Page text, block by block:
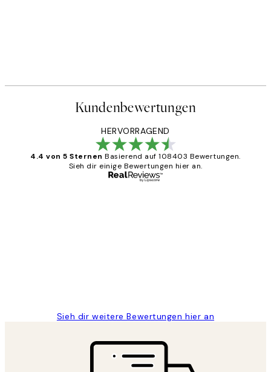
Kundenbewertungen
HERVORRAGEND
4.4 von 5 Sternen Basierend auf 108403 Bewertungen.
Sieh dir einige Bewertungen hier an.
Sieh dir weitere Bewertungen hier an